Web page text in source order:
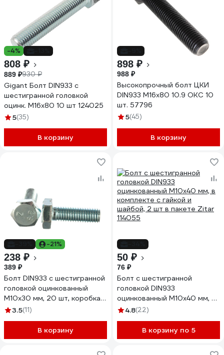
-4%
808 ₽
889 ₽930 ₽
Gigant Болт DIN933 с
шестигранной головкой
оцинк. М16x80 10 шт 124025
5(35)
В корзину
898 ₽
988 ₽
Высокопрочный болт ЦКИ
DIN933 М16х80 10.9 ОКС 10
шт. 57796
5(45)
В корзину
-21%
238 ₽
389 ₽
Болт DIN933 с шестигранной
головкой оцинкованный
М10x30 мм, 20 шт, коробка с
окном Zitar 105215
3.5(11)
В корзину
50 ₽
76 ₽
Болт с шестигранной
головкой DIN933
оцинкованный М10x40 мм, в
комплекте с гайкой и
4.8(22)
В корзину по 5